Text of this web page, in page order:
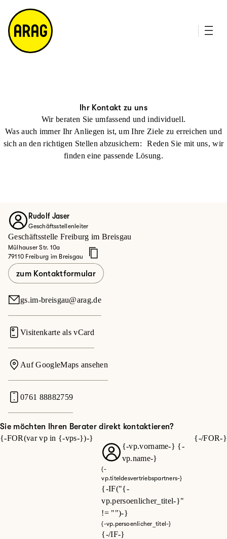
m
a
p
Ihr Kontakt zu uns
Wir beraten Sie umfassend und individuell.
Was auch immer Ihr Anliegen ist, um Ihre Ziele zu erreichen und
sich an den richtigen Stellen abzusichern: Reden Sie mit uns, wir
finden eine passende Lösung.
Rudolf Jaser
Geschäftsstellenleiter
Geschäftsstelle Freiburg im Breisgau
Mülhauser Str. 10a
79110 Freiburg im Breisgau
zum Kontaktformular
gs.im-breisgau@arag.de
Visitenkarte als vCard
Auf GoogleMaps ansehen
0761 88882759
Sie möchten Ihren Berater direkt kontaktieren?
{-FOR(var vp in {-vps-})-}
{-vp.vorname-} {-
vp.name-}
{-
vp.titeldesvertriebspartners-}
{-IF("{-
vp.persoenlicher_titel-}"
!= "")-}
{-vp.persoenlicher_titel-}
{-/IF-}
{-/FOR-}